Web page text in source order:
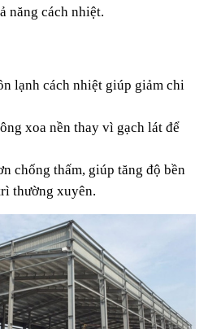
năng cách nhiệt.
lạnh cách nhiệt giúp giảm chi
xoa nền thay vì gạch lát để
chống thấm, giúp tăng độ bền
thường xuyên.